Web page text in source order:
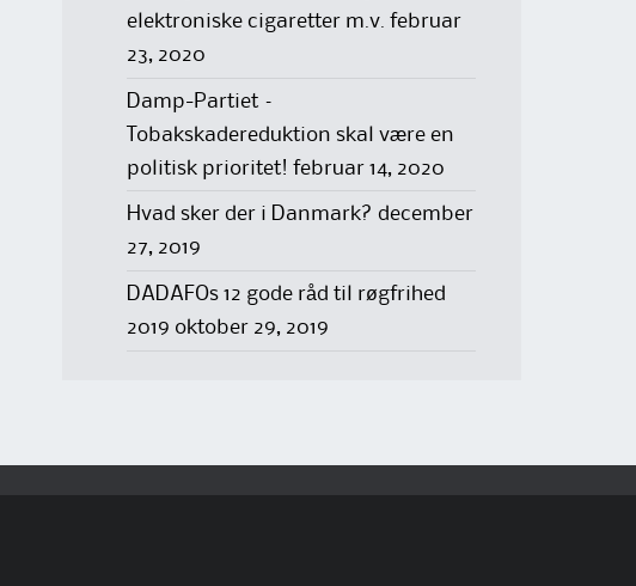
elektroniske cigaretter m.v. februar
23, 2020
Damp-Partiet –
Tobakskadereduktion skal være en
politisk prioritet! februar 14, 2020
Hvad sker der i Danmark? december
27, 2019
DADAFOs 12 gode råd til røgfrihed
2019 oktober 29, 2019